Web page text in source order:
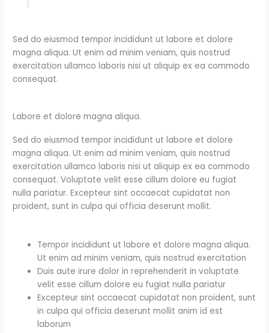
Sed do eiusmod tempor incididunt ut labore et dolore
magna aliqua. Ut enim ad minim veniam, quis nostrud
exercitation ullamco laboris nisi ut aliquip ex ea commodo
consequat.
Labore et dolore magna aliqua.
Sed do eiusmod tempor incididunt ut labore et dolore
magna aliqua. Ut enim ad minim veniam, quis nostrud
exercitation ullamco laboris nisi ut aliquip ex ea commodo
consequat. Voluptate velit esse cillum dolore eu fugiat
nulla pariatur. Excepteur sint occaecat cupidatat non
proident, sunt in culpa qui officia deserunt mollit.
Tempor incididunt ut labore et dolore magna aliqua.
Ut enim ad minim veniam, quis nostrud exercitation
Duis aute irure dolor in reprehenderit in voluptate
velit esse cillum dolore eu fugiat nulla pariatur
Excepteur sint occaecat cupidatat non proident, sunt
in culpa qui officia deserunt mollit anim id est
laborum